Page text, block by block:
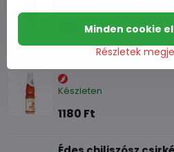
1010 Ft
Készleten
1180 Ft
Részletek
Minden cookie